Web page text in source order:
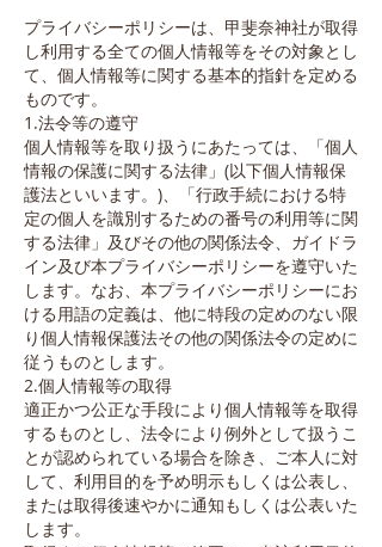
プライバシーポリシーは、甲斐奈神社が取得
し利用する全ての個人情報等をその対象とし
て、個人情報等に関する基本的指針を定める
ものです。
1.法令等の遵守
個人情報等を取り扱うにあたっては、「個人
情報の保護に関する法律」(以下個人情報保
護法といいます。)、「行政手続における特
定の個人を識別するための番号の利用等に関
する法律」及びその他の関係法令、ガイドラ
イン及び本プライバシーポリシーを遵守いた
します。なお、本プライバシーポリシーにお
ける用語の定義は、他に特段の定めのない限
り個人情報保護法その他の関係法令の定めに
従うものとします。
2.個人情報等の取得
適正かつ公正な手段により個人情報等を取得
するものとし、法令により例外として扱うこ
とが認められている場合を除き、ご本人に対
して、利用目的を予め明示もしくは公表し、
または取得後速やかに通知もしくは公表いた
します。